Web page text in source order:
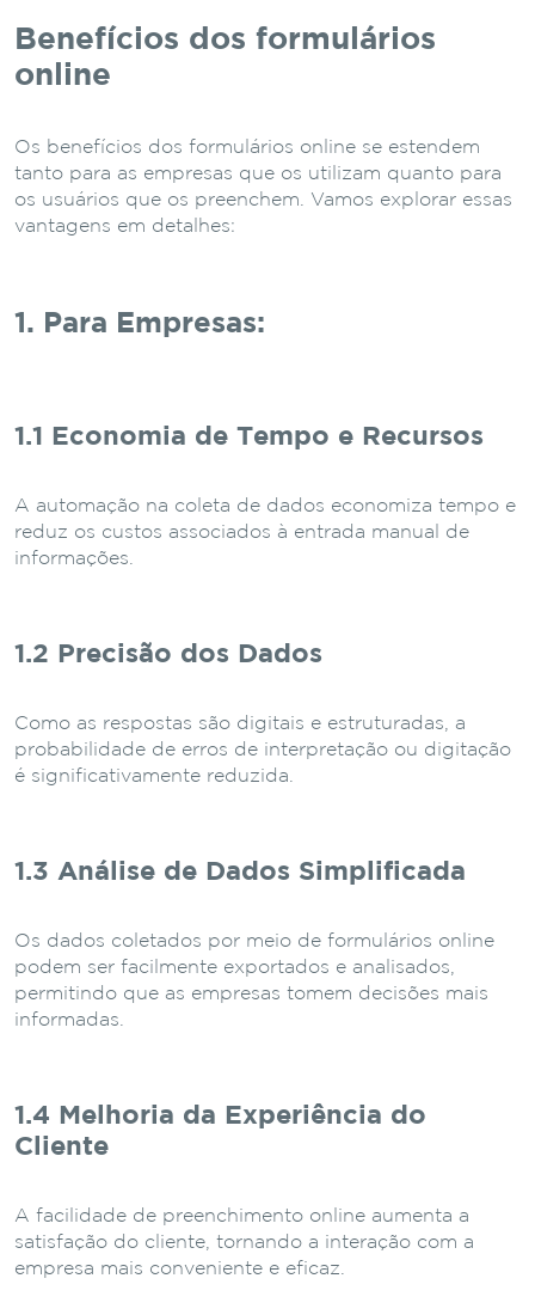
Benefícios dos formulários
online
Os benefícios dos formulários online se estendem
tanto para as empresas que os utilizam quanto para
os usuários que os preenchem. Vamos explorar essas
vantagens em detalhes:
1. Para Empresas:
1.1 Economia de Tempo e Recursos
A automação na coleta de dados economiza tempo e
reduz os custos associados à entrada manual de
informações.
1.2 Precisão dos Dados
Como as respostas são digitais e estruturadas, a
probabilidade de erros de interpretação ou digitação
é significativamente reduzida.
1.3 Análise de Dados Simplificada
Os dados coletados por meio de formulários online
podem ser facilmente exportados e analisados,
permitindo que as empresas tomem decisões mais
informadas.
1.4 Melhoria da Experiência do
Cliente
A facilidade de preenchimento online aumenta a
satisfação do cliente, tornando a interação com a
empresa mais conveniente e eficaz.